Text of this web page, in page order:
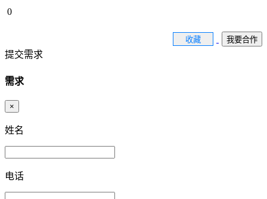
0
收藏 我要合作
提交需求
需求
×
姓名
电话